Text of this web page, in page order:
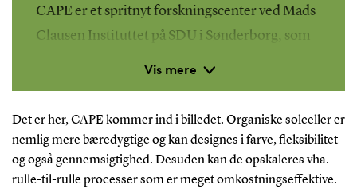
Vis mere
CAPE er et spritnyt forskningscenter ved Mads
Clausen Instituttet på SDU i Sønderborg, som
teknologier til energilagring og grøn brint ved
hjælp af tyndfilmsteknologien. CAPE står for
Centre for Advanced Photovoltaics and Thin-
Det er her, CAPE kommer ind i billedet. Organiske solceller er
nemlig mere bæredygtige og kan designes i farve, fleksibilitet
og også gennemsigtighed. Desuden kan de opskaleres vha.
rulle-til-rulle processer som er meget omkostningseffektive.